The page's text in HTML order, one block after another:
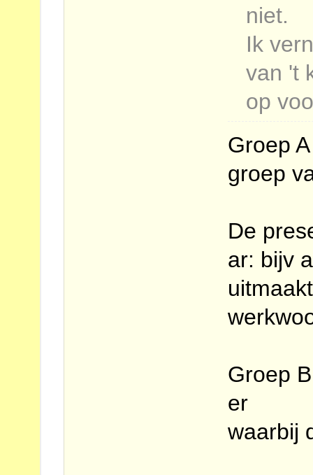
niet.
Ik
van 't
op
Groep
groep
De
ar: bijv
Groep
er
waarbij